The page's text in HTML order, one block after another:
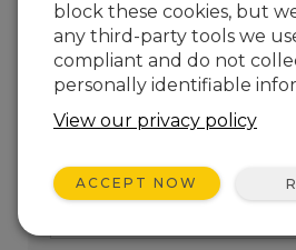
Ventas
Soporte
Entre aquí su consulta:*
block these cookies, but
any third-party tools we
compliant and do not
personally identifiable
View our privacy policy
ACCEPT NOW